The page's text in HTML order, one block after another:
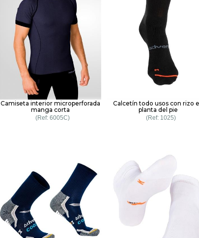
Camiseta interior microperforada
manga corta
6005C
Calcetín todo usos con rizo
planta del pie
1025